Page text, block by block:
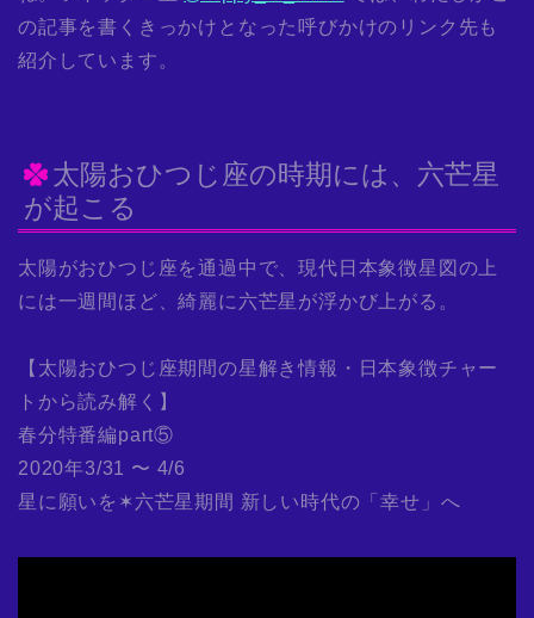
の記事を書くきっかけとなった呼びかけのリンク先も
紹介しています。
太陽おひつじ座の時期には、六芒星
が起こる
太陽がおひつじ座を通過中で、現代日本象徴星図の上
には一週間ほど、綺麗に六芒星が浮かび上がる。
【太陽おひつじ座期間の星解き情報・日本象徴チャー
トから読み解く】
春分特番編part⑤
2020年3/31 〜 4/6
星に願いを✶六芒星期間 新しい時代の「幸せ」へ